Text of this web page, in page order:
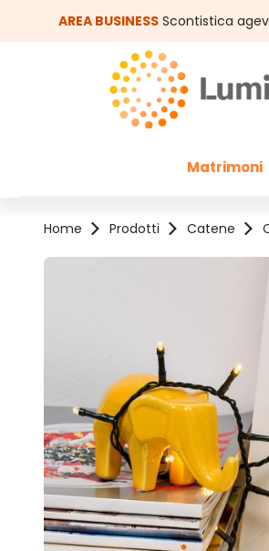
al contenuto principale
Salta alla ricerca
AREA BUSINESS Scontistica
Matrimoni
Home Prodotti Catene
Salta la galleria di immagini